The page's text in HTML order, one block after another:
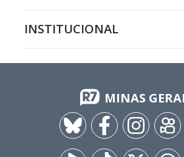
INSTITUCIONAL
MINAS